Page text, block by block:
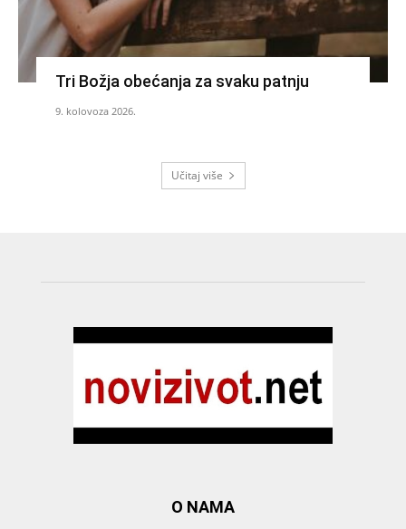
Tri Božja obećanja za svaku patnju
9. kolovoza 2026.
Učitaj više
O NAMA